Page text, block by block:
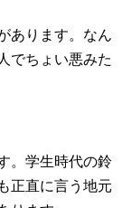
あります。なん
でちょい悪みた
。学生時代の鈴
正直に言う地元